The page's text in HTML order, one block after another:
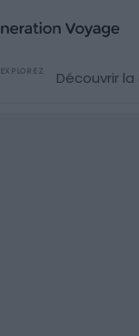
Découvrir